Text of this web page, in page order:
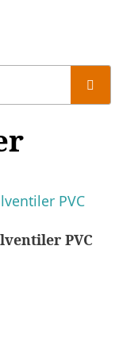
PVC